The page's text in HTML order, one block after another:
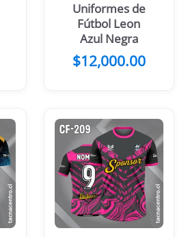
Uniformes de
Fútbol Leon
Azul Negra
$12,000.00